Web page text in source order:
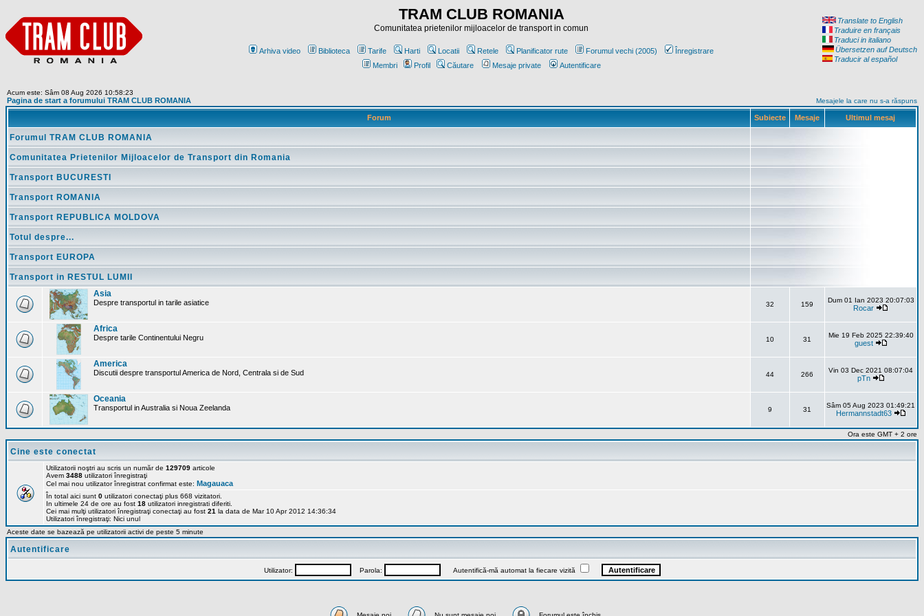
TRAM CLUB ROMANIA
Comunitatea prietenilor mijloacelor de transport in comun
Arhiva video Biblioteca Tarife Harti Locatii Retele Planificator rute Forumul vechi (2005)
Înregistrare
Membri
Profil Căutare Mesaje private Autentificare
Translate to English
Traduire en français
Traduci in italiano
Übersetzen auf Deutsch
Traducir al español
Acum este: Sâm 08 Aug 2026 10:58:23
Pagina de start a forumului TRAM CLUB ROMANIA Mesajele la care nu s-a răspuns
Forum Subiecte Mesaje Ultimul mesaj
Forumul TRAM CLUB ROMANIA
Comunitatea Prietenilor Mijloacelor de Transport din Romania
Transport BUCURESTI
Transport ROMANIA
Transport REPUBLICA MOLDOVA
Totul despre...
Transport EUROPA
Transport in RESTUL LUMII
Asia
Despre transportul in tarile asiatice 32 159
Dum 01 Ian 2023 20:07:03
Rocar
Africa
Despre tarile Continentului Negru 10 31
Mie 19 Feb 2025 22:39:40
guest
America
Discutii despre transportul America de Nord, Centrala si de Sud 44 266
Vin 03 Dec 2021 08:07:04
pTn
Oceania
Transportul in Australia si Noua Zeelanda 9 31
Sâm 05 Aug 2023 01:49:21
Hermannstadt63
Ora este GMT + 2 ore
Cine este conectat
Utilizatorii noştri au scris un număr de 129709 articole
Avem 3488 utilizatori înregistraţi
Cel mai nou utilizator înregistrat confirmat este: Magauaca
În total aici sunt 0 utilizatori conectaţi plus 668 vizitatori.
In ultimele 24 de ore au fost 18 utilizatori inregistrati diferiti.
Cei mai mulţi utilizatori înregistraţi conectaţi au fost 21 la data de Mar 10 Apr 2012 14:36:34
Utilizatori înregistraţi: Nici unul
Aceste date se bazează pe utilizatorii activi de peste 5 minute
Autentificare
Utilizator: Parola: Autentifică-mă automat la fiecare vizită